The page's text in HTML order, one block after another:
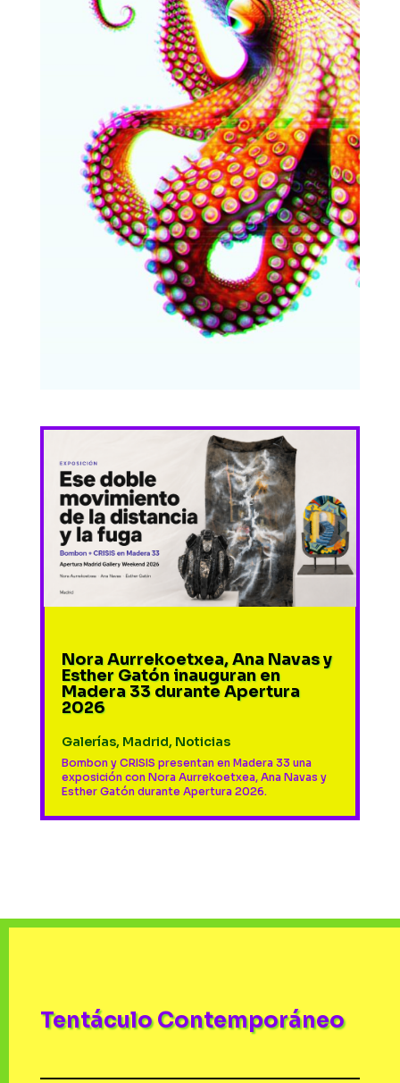
Nora Aurrekoetxea, Ana Navas y
Esther Gatón inauguran en
Madera 33 durante Apertura
2026
Galerías, Madrid, Noticias
Bombon y CRISIS presentan en Madera 33 una
exposición con Nora Aurrekoetxea, Ana Navas y
Esther Gatón durante Apertura 2026.
Tentáculo Contemporáneo